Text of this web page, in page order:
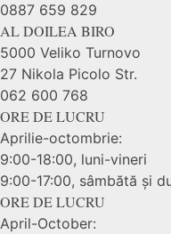
0887 659 829
AL DOILEA BIRO
5000 Veliko Turnovo
27 Nikola Picolo Str.
062 600 768
ORE DE LUCRU
Aprilie-octombrie:
9:00-18:00, luni-vineri
9:00-17:00, sâmbătă și
ORE DE LUCRU
April-October: